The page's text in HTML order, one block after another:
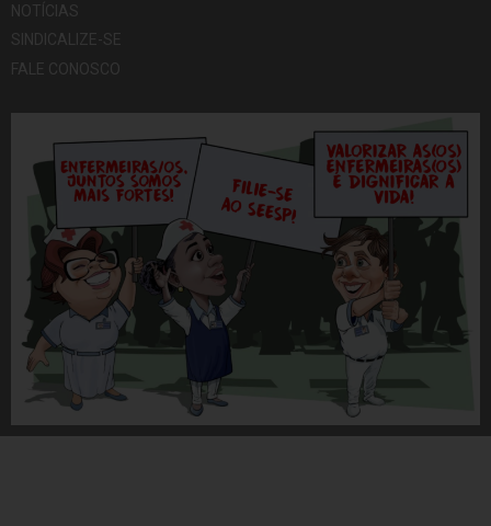
NOTÍCIAS
SINDICALIZE-SE
FALE CONOSCO